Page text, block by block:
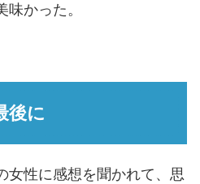
かった。
後に
女性に感想を聞かれて、思